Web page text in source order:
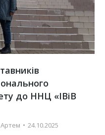
до ННЦ «ІВіВ
24.10.2025